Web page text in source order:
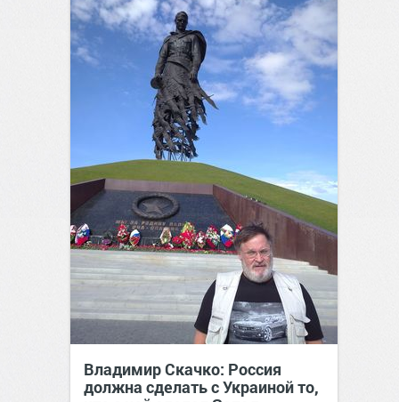
Владимир Скачко: Россия
должна сделать с Украиной то,